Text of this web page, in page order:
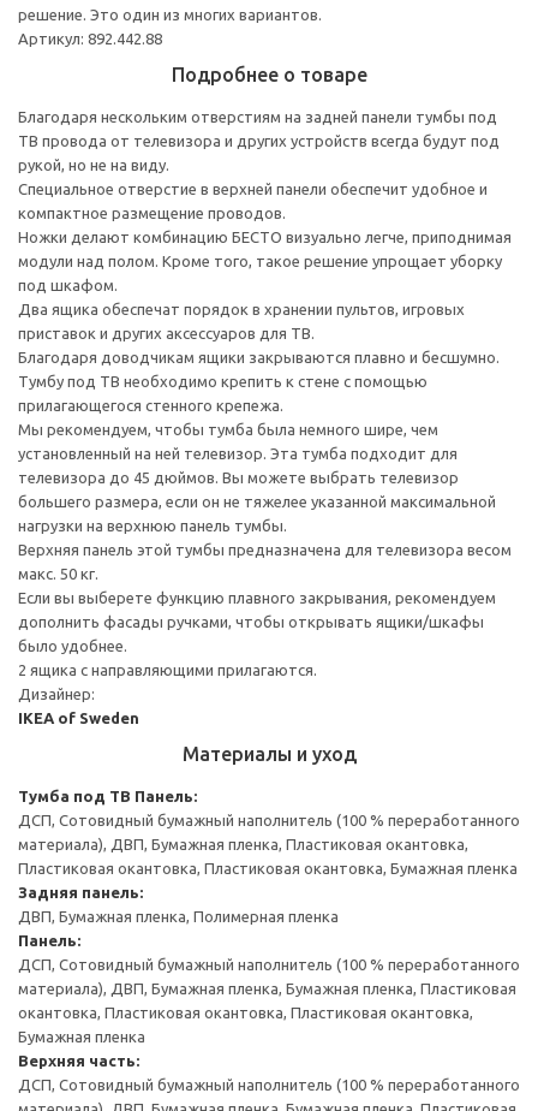
решение. Это один из многих вариантов.
Артикул: 892.442.88
Подробнее о товаре
Благодаря нескольким отверстиям на задней панели тумбы под
ТВ провода от телевизора и других устройств всегда будут под
рукой, но не на виду.
Специальное отверстие в верхней панели обеспечит удобное и
компактное размещение проводов.
Ножки делают комбинацию БЕСТО визуально легче, приподнимая
модули над полом. Кроме того, такое решение упрощает уборку
под шкафом.
Два ящика обеспечат порядок в хранении пультов, игровых
приставок и других аксессуаров для ТВ.
Благодаря доводчикам ящики закрываются плавно и бесшумно.
Тумбу под ТВ необходимо крепить к стене с помощью
прилагающегося стенного крепежа.
Мы рекомендуем, чтобы тумба была немного шире, чем
установленный на ней телевизор. Эта тумба подходит для
телевизора до 45 дюймов. Вы можете выбрать телевизор
большего размера, если он не тяжелее указанной максимальной
нагрузки на верхнюю панель тумбы.
Верхняя панель этой тумбы предназначена для телевизора весом
макс. 50 кг.
Если вы выберете функцию плавного закрывания, рекомендуем
дополнить фасады ручками, чтобы открывать ящики/шкафы
было удобнее.
2 ящика с направляющими прилагаются.
Дизайнер:
IKEA of Sweden
Материалы и уход
Тумба под ТВ Панель:
ДСП, Сотовидный бумажный наполнитель (100 % переработанного
материала), ДВП, Бумажная пленка, Пластиковая окантовка,
Пластиковая окантовка, Пластиковая окантовка, Бумажная пленка
Задняя панель:
ДВП, Бумажная пленка, Полимерная пленка
Панель:
ДСП, Сотовидный бумажный наполнитель (100 % переработанного
материала), ДВП, Бумажная пленка, Бумажная пленка, Пластиковая
окантовка, Пластиковая окантовка, Пластиковая окантовка,
Бумажная пленка
Верхняя часть:
ДСП, Сотовидный бумажный наполнитель (100 % переработанного